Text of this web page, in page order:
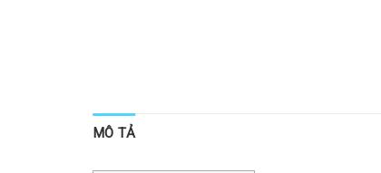
MÔ TẢ